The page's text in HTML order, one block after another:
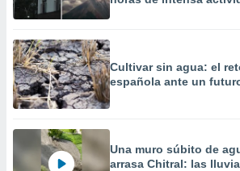
crear un
uso de
la
contenido
de la
el
Cultivar sin agua: el
española ante un
Una muro súbito de
arrasa Chitral: las